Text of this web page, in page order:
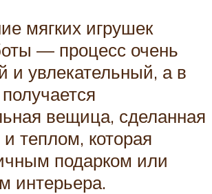
мягких игрушек
— процесс очень
и увлекательный, а в
вещица, сделанная
теплом, которая
подарком или
интерьера.